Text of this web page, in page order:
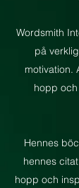
Wordsmith
på
motivation.
hopp
Hennes
hennes
hopp och